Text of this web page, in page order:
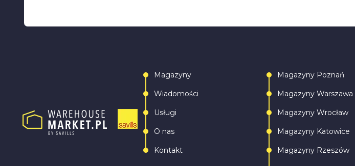
Magazyny
Wiadomości
Usługi
O nas
Kontakt
Magazyny Poznań
Magazyny Warszawa
Magazyny Wrocław
Magazyny Katowice
Magazyny Rzeszów